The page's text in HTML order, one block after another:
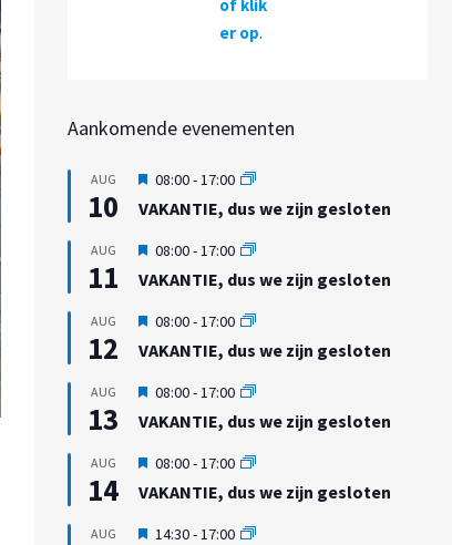
of klik
er op.
Aankomende evenementen
AUG
10
U
i
t
g
e
l
c
h
08:00-17:00
VAKANTIE, dus we zijn gesloten
AUG
11
U
i
t
g
e
l
c
h
08:00-17:00
VAKANTIE, dus we zijn gesloten
AUG
12
U
i
t
g
e
l
c
h
08:00-17:00
VAKANTIE, dus we zijn gesloten
AUG
13
U
i
t
g
e
l
c
08:00-17:00
VAKANTIE, dus we zijn gesloten
AUG
14
U
i
t
g
08:00-17:00
VAKANTIE, dus we zijn gesloten
AUG
U
14:30-17:00